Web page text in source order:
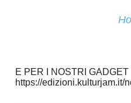
E PER I NOSTRI
https://edizioni.kulturjam.it/